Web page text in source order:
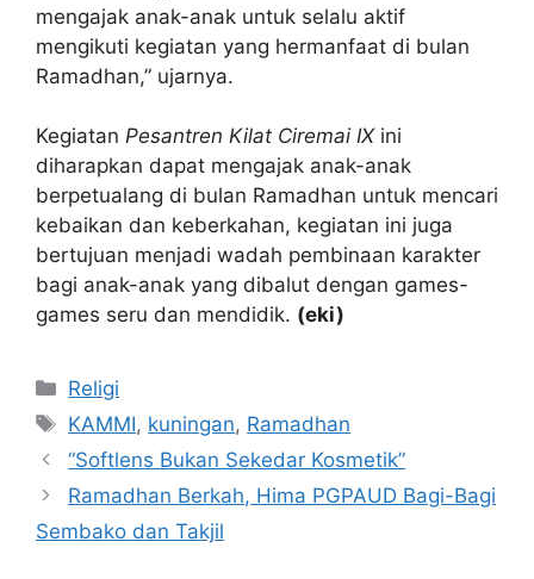
mengajak anak-anak untuk selalu aktif
mengikuti kegiatan yang hermanfaat di bulan
Ramadhan,” ujarnya.
Kegiatan Pesantren Kilat Ciremai IXini
diharapkan dapat mengajak anak-anak
berpetualang di bulan Ramadhan untuk mencari
kebaikan dan keberkahan, kegiatan ini juga
bertujuan menjadi wadah pembinaan karakter
bagi anak-anak yang dibalut dengan games-
games seru dan mendidik. (eki)
Kategori
Religi
Tag
KAMMI, kuningan, Ramadhan
“Softlens Bukan Sekedar Kosmetik”
Ramadhan Berkah, Hima PGPAUD Bagi-Bagi
Sembako dan Takjil